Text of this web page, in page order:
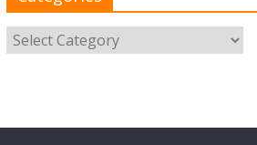
मुख्यमंत्री ने स्वास्थ्य सेवा
अपने हाथों से परोसा भोजन